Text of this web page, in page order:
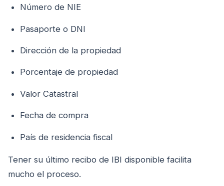
Número de NIE
Pasaporte o DNI
Dirección de la propiedad
Porcentaje de propiedad
Valor Catastral
Fecha de compra
País de residencia fiscal
Tener su último recibo de IBI disponible facilita
mucho el proceso.